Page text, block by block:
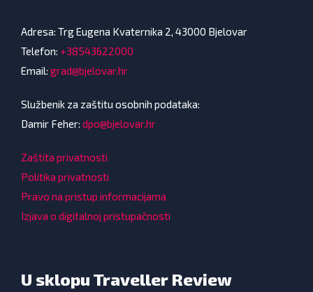
Adresa: Trg Eugena Kvaternika 2, 43000 Bjelovar
Telefon: +38543622000
Email: grad@bjelovar.hr
Službenik za zaštitu osobnih podataka:
Damir Feher: dpo@bjelovar.hr
Zaštita privatnosti
Politika privatnosti
Pravo na pristup informacijama
Izjava o digitalnoj pristupačnosti
U sklopu Traveller Review